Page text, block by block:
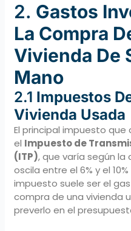
2. Gastos
La Compra
Vivienda De
Mano
2.1 Impuestos
Vivienda Usada
El principal impuesto
el Impuesto de
(ITP), que varía según
oscila entre el 6% y el
impuesto suele ser el
compra de una vivienda
preverlo en el